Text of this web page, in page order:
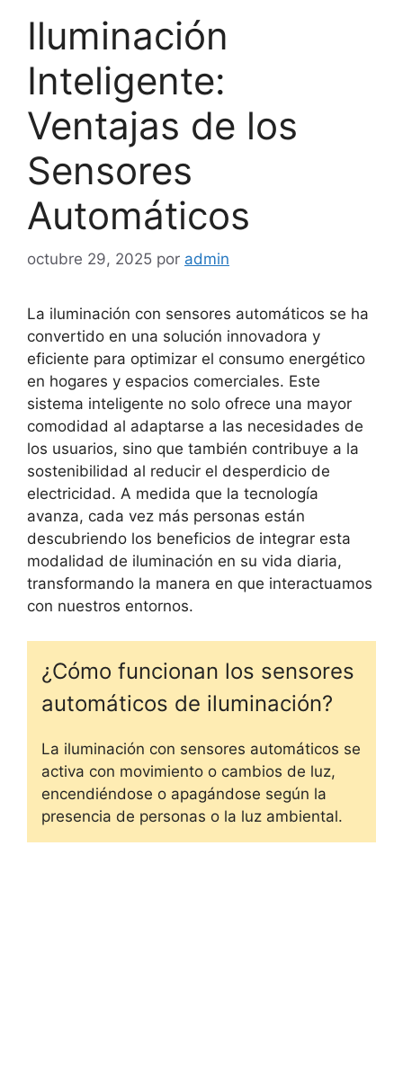
Iluminación
Inteligente:
Ventajas de los
Sensores
Automáticos
octubre 29, 2025 por admin
La iluminación con sensores automáticos se ha
convertido en una solución innovadora y
eficiente para optimizar el consumo energético
en hogares y espacios comerciales. Este
sistema inteligente no solo ofrece una mayor
comodidad al adaptarse a las necesidades de
los usuarios, sino que también contribuye a la
sostenibilidad al reducir el desperdicio de
electricidad. A medida que la tecnología
avanza, cada vez más personas están
descubriendo los beneficios de integrar esta
modalidad de iluminación en su vida diaria,
transformando la manera en que interactuamos
con nuestros entornos.
¿Cómo funcionan los sensores
automáticos de iluminación?
La iluminación con sensores automáticos se
activa con movimiento o cambios de luz,
encendiéndose o apagándose según la
presencia de personas o la luz ambiental.